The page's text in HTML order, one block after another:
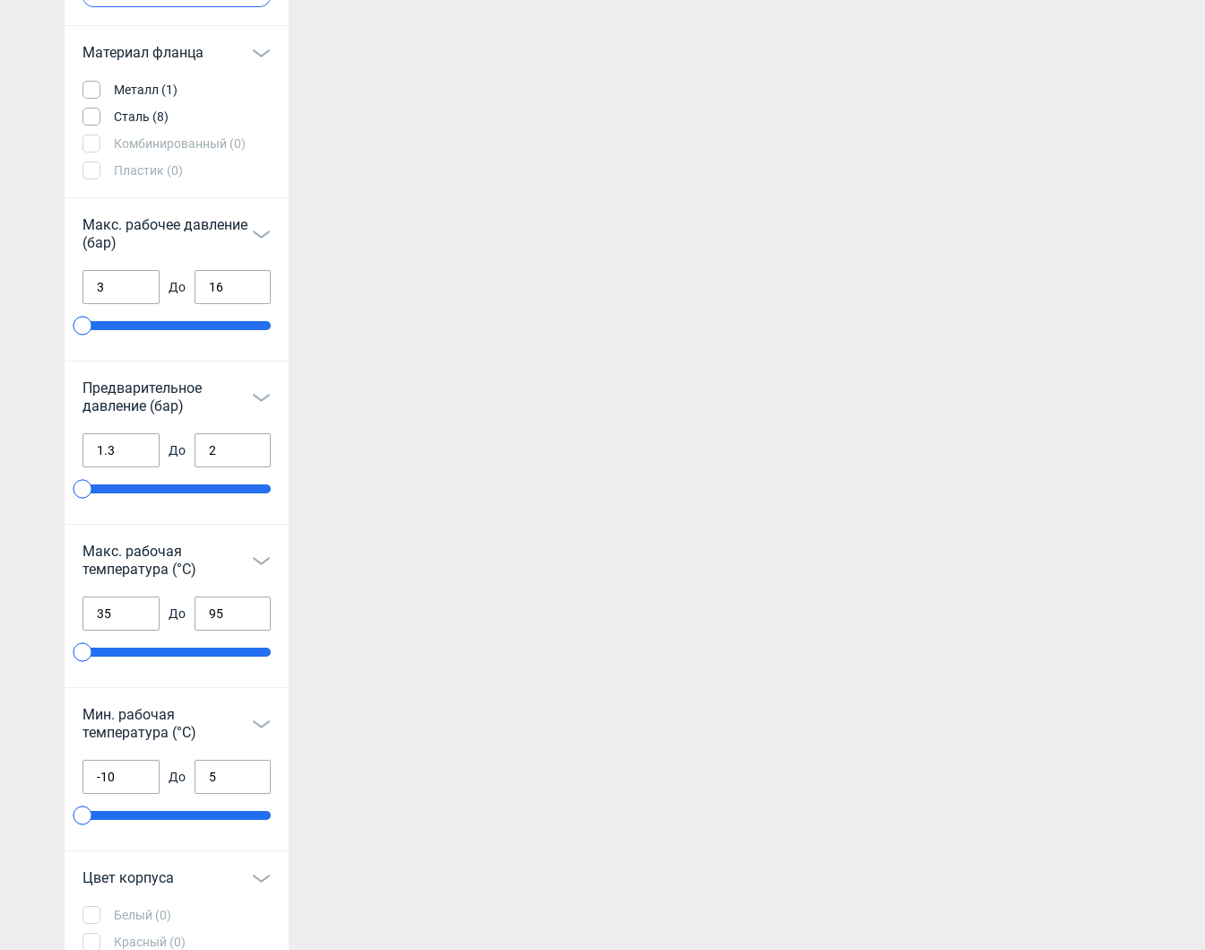
Материал фланца
Металл (1)
Сталь (8)
Комбинированный (0)
Пластик (0)
Макс. рабочее давление
(бар)
До
Предварительное
давление (бар)
До
Макс. рабочая
температура (°С)
До
Мин. рабочая
температура (°С)
До
Цвет корпуса
Белый (0)
Красный (0)